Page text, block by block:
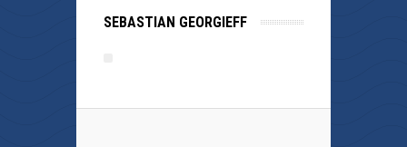
(Se
abre
(Se
abre
(Se
abre abre
SEBASTIAN GEORGIEFF